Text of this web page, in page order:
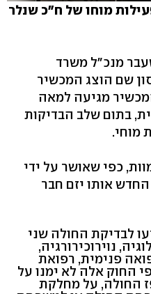
מוחו של ח"כ שנלר
מנכ"ל משרד
שם הוצג המכשיר
מגיעה למאה
בתום שלב הבדיקות
מוחי.
כפי שאושר על ידי
אותו יזם חבר
לבדיקת החולה שני
נוירוכירורגיה,
פנימית, רפואת
החוק אלה לא ימנו על
החולה, על מחלקת